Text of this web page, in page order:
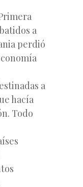
a
perdió
a
hacía
Todo